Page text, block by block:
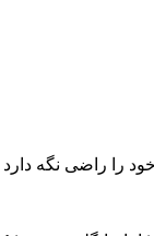
راضی نگه دارد